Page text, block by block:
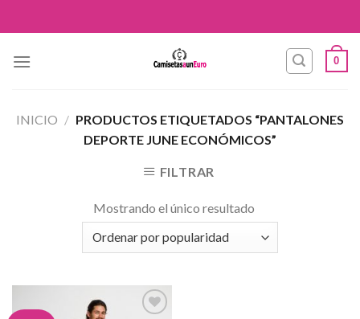
to
0
INICIO / PRODUCTOS ETIQUETADOS “PANTALONES
DEPORTE JUNE ECONÓMICOS”
FILTRAR
Mostrando el único resultado